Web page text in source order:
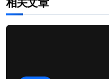
相关文章